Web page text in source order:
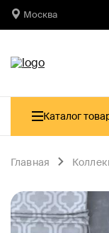
Москва
Каталог
Главная